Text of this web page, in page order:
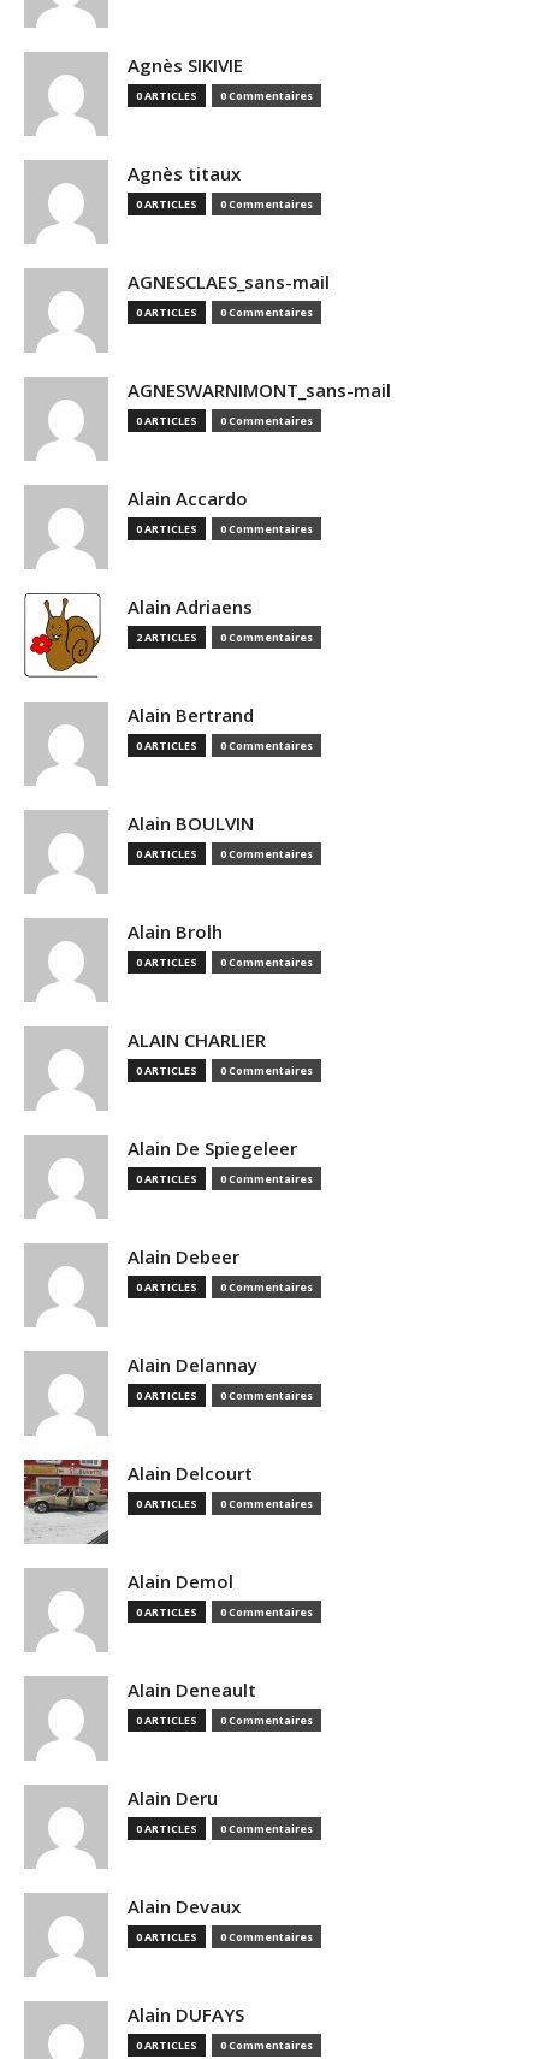
Agnès SIKIVIE
0 ARTICLES 0 Commentaires
Agnès titaux
0 ARTICLES 0 Commentaires
AGNESCLAES_sans-mail
0 ARTICLES 0 Commentaires
AGNESWARNIMONT_sans-mail
0 ARTICLES 0 Commentaires
Alain Accardo
0 ARTICLES 0 Commentaires
Alain Adriaens
2 ARTICLES 0 Commentaires
Alain Bertrand
0 ARTICLES 0 Commentaires
Alain BOULVIN
0 ARTICLES 0 Commentaires
Alain Brolh
0 ARTICLES 0 Commentaires
ALAIN CHARLIER
0 ARTICLES 0 Commentaires
Alain De Spiegeleer
0 ARTICLES 0 Commentaires
Alain Debeer
0 ARTICLES 0 Commentaires
Alain Delannay
0 ARTICLES 0 Commentaires
Alain Delcourt
0 ARTICLES 0 Commentaires
Alain Demol
0 ARTICLES 0 Commentaires
Alain Deneault
0 ARTICLES 0 Commentaires
Alain Deru
0 ARTICLES 0 Commentaires
Alain Devaux
0 ARTICLES 0 Commentaires
Alain DUFAYS
0 ARTICLES 0 Commentaires